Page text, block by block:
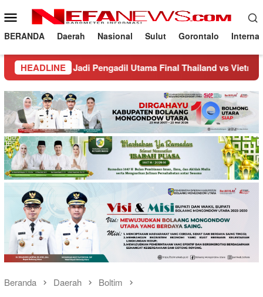
ke
konten
Menu
Mobile
BERANDA Daerah Nasional Sulut Gorontalo
HEADLINE
Pengadil Utama Final Thailand vs Vietnam Di Leg kedua
Beranda Daerah Boltim